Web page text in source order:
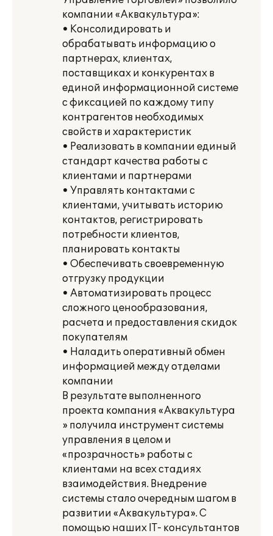
компании «Aквакультура»:
• Консолидировать и
обрабатывать информацию о
партнерах, клиентах,
поставщиках и конкурентах в
единой информационной системе
с фиксацией по каждому типу
контрагентов необходимых
свойств и характеристик
• Реализовать в компании единый
стандарт качества работы с
клиентами и партнерами
• Управлять контактами с
клиентами, учитывать историю
контактов, регистрировать
потребности клиентов,
планировать контакты
• Обеспечивать своевременную
отгрузку продукции
• Автоматизировать процесс
сложного ценообразования,
расчета и предоставления скидок
покупателям
• Наладить оперативный обмен
информацией между отделами
компании
В результате выполненного
проекта компания «Аквакультура
» получила инструмент системы
управления в целом и
«прозрачность» работы с
клиентами на всех стадиях
взаимодействия. Внедрение
системы стало очередным шагом в
развитии «Аквакультура». С
помощью наших IT- консультантов